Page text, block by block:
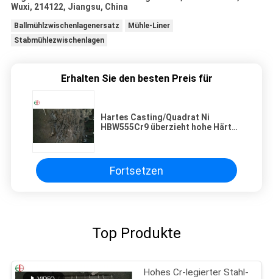
Wuxi, 214122, Jiangsu, China
Ballmühlzwischenlagenersatz
Mühle-Liner
Stabmühlezwischenlagen
Erhalten Sie den besten Preis für
Hartes Casting/Quadrat Ni
HBW555Cr9 überzieht hohe Härte-
Fortsetzen
Top Produkte
Hohes Cr-legierter Stahl-